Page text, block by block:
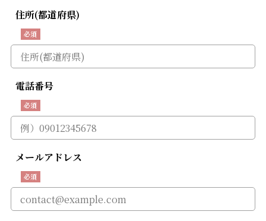
住所(都道府県)
電話番号
メールアドレス